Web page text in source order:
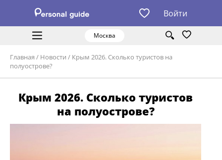
Войти
Москва
Главная / Новости / Крым 2026. Сколько туристов на
полуострове?
Крым 2026. Сколько туристов
на полуострове?